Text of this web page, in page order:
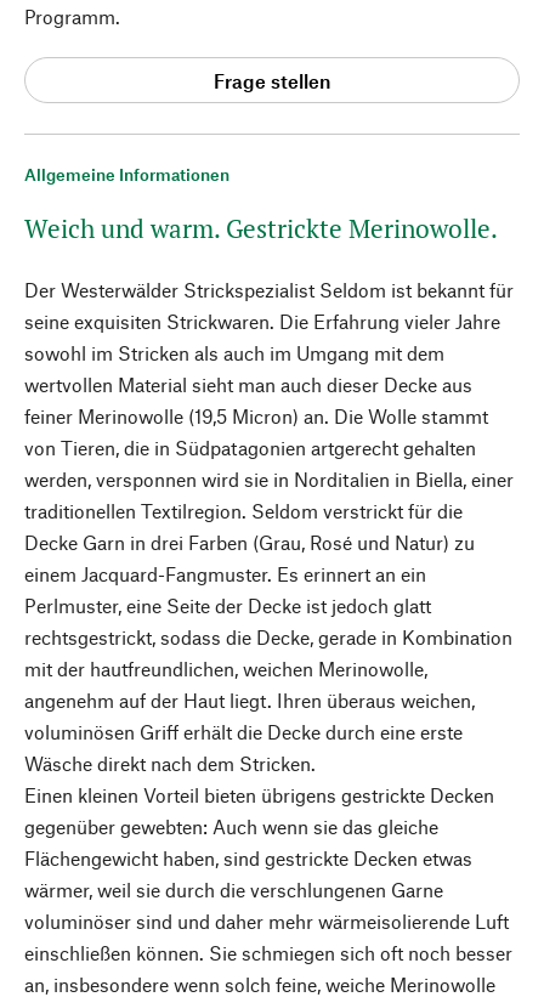
Allgemeine Informationen
Weich und warm. Gestrickte Merinowolle.
Der Westerwälder Strickspezialist Seldom ist bekannt für
seine exquisiten Strickwaren. Die Erfahrung vieler Jahre
sowohl im Stricken als auch im Umgang mit dem
wertvollen Material sieht man auch dieser Decke aus
feiner Merinowolle (19,5 Micron) an. Die Wolle stammt
von Tieren, die in Südpatagonien artgerecht gehalten
werden, versponnen wird sie in Norditalien in Biella, einer
traditionellen Textilregion. Seldom verstrickt für die
Decke Garn in drei Farben (Grau, Rosé und Natur) zu
einem Jacquard-Fangmuster. Es erinnert an ein
Perlmuster, eine Seite der Decke ist jedoch glatt
rechtsgestrickt, sodass die Decke, gerade in Kombination
mit der hautfreundlichen, weichen Merinowolle,
angenehm auf der Haut liegt. Ihren überaus weichen,
voluminösen Griff erhält die Decke durch eine erste
Wäsche direkt nach dem Stricken.
Einen kleinen Vorteil bieten übrigens gestrickte Decken
gegenüber gewebten: Auch wenn sie das gleiche
Flächengewicht haben, sind gestrickte Decken etwas
wärmer, weil sie durch die verschlungenen Garne
voluminöser sind und daher mehr wärmeisolierende Luft
einschließen können. Sie schmiegen sich oft noch besser
an, insbesondere wenn solch feine, weiche Merinowolle
Programm.
Frage stellen